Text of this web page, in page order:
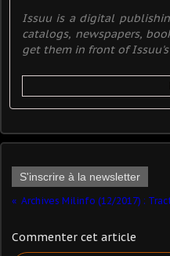
Issuu is a digital
catalogs, newspapers,
get them in front of Issuu's
S'inscrire à la newsletter
Commenter cet article